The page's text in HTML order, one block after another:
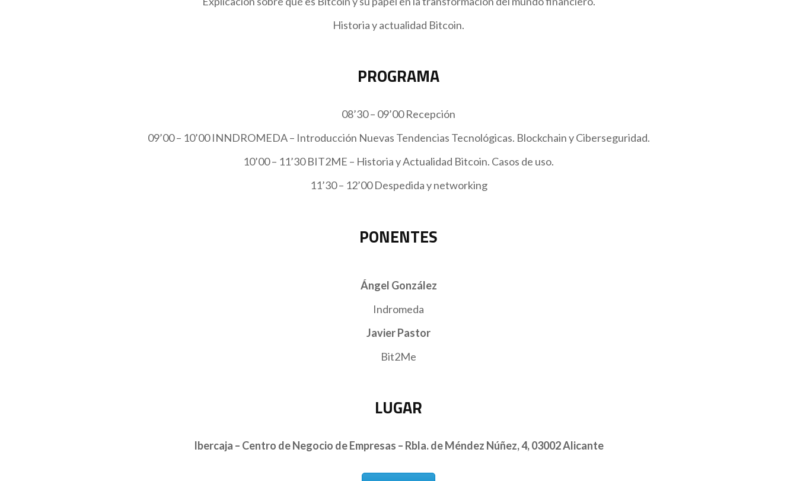
Historia y actualidad Bitcoin.
PROGRAMA
08’30 – 09’00 Recepción
09’00 – 10’00 INNDROMEDA – Introducción Nuevas Tendencias Tecnológicas. Blockchain y Ciberseguridad.
10’00 – 11’30 BIT2ME – Historia y Actualidad Bitcoin. Casos de uso.
11’30 – 12’00 Despedida y networking
PONENTES
Ángel González
Indromeda
Javier Pastor
Bit2Me
LUGAR
Ibercaja – Centro de Negocio de Empresas – Rbla. de Méndez Núñez, 4, 03002 Alicante